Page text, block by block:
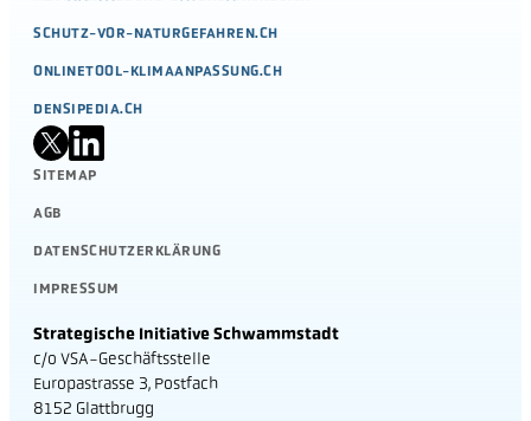
SCHUTZ-VOR-NATURGEFAHREN.CH
ONLINETOOL-KLIMAANPASSUNG.CH
DENSIPEDIA.CH
SITEMAP
AGB
DATENSCHUTZERKLÄRUNG
IMPRESSUM
Strategische Initiative Schwammstadt
c/o VSA-Geschäftsstelle
Europastrasse 3, Postfach
8152 Glattbrugg